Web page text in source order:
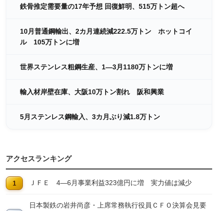
鉄骨推定需要量の17年予想 回復鮮明、515万トン超へ
10月普通鋼輸出、2カ月連続減222.5万トン ホットコイ
ル 105万トンに増
世界ステンレス粗鋼生産、1―3月1180万トンに増
輸入材岸壁在庫、大阪10万トン割れ 阪和興業
5月ステンレス鋼輸入、3カ月ぶり減1.8万トン
アクセスランキング
ＪＦＥ 4―6月事業利益323億円に増 実力値は減少
日本製鉄の岩井尚彦・上席常務執行役員ＣＦＯ決算会見要